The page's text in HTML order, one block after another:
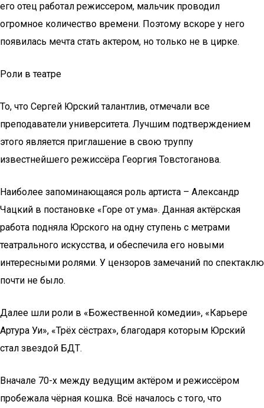
его отец работал режиссером, мальчик проводил
огромное количество времени. Поэтому вскоре у него
появилась мечта стать актером, но только не в цирке.
Роли в театре
То, что Сергей Юрский талантлив, отмечали все
преподаватели университета. Лучшим подтверждением
этого является приглашение в свою труппу
известнейшего режиссёра Георгия Товстоганова.
Наиболее запоминающаяся роль артиста – Александр
Чацкий в постановке «Горе от ума». Данная актёрская
работа подняла Юрского на одну ступень с метрами
театрального искусства, и обеспечила его новыми
интересными ролями. У цензоров замечаний по спектаклю
почти не было.
Далее шли роли в «Божественной комедии», «Карьере
Артура Уи», «Трёх сёстрах», благодаря которым Юрский
стал звездой БДТ.
Вначале 70-х между ведущим актёром и режиссёром
пробежала чёрная кошка. Всё началось с того, что